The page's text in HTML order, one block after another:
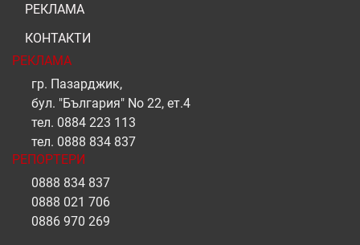
РЕКЛАМА
КОНТАКТИ
РЕКЛАМА
гр. Пазарджик,
бул. "България" No 22, ет.4
тел. 0884 223 113
тел. 0888 834 837
РЕПОРТЕРИ
0888 834 837
0888 021 706
0886 970 269